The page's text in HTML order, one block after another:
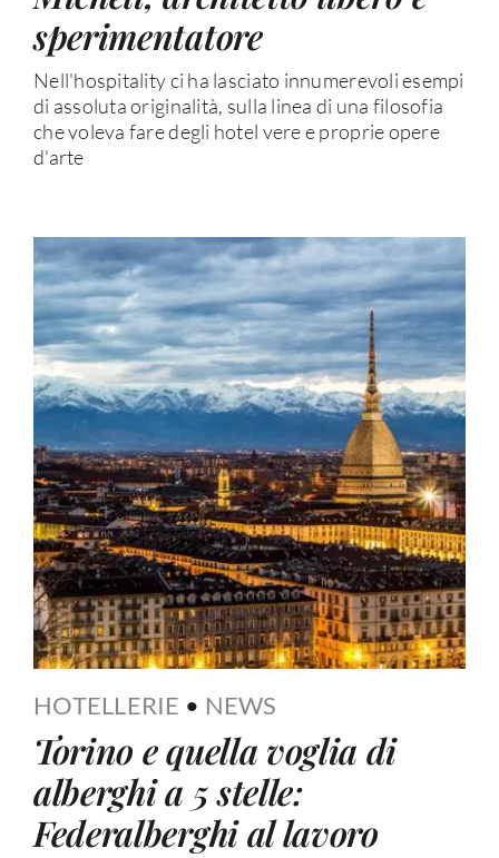
sperimentatore
Nell'hospitality ci ha lasciato innumerevoli esempi
di assoluta originalità, sulla linea di una filosofia
che voleva fare degli hotel vere e proprie opere
d'arte
HOTELLERIE • NEWS
Torino e quella voglia di
alberghi a 5 stelle:
Federalberghi al lavoro